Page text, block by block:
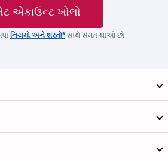
એકાઉન્ટ ખોલો
નિયમો અને શરતો*સાથે સંમત થાઓ છો